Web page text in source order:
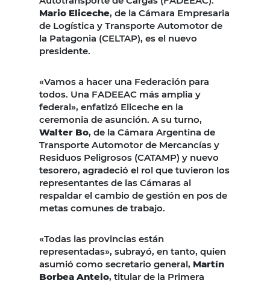
Mario Eliceche, de la Cámara Empresaria
de Logística y Transporte Automotor de
la Patagonia (CELTAP), es el nuevo
presidente.
«Vamos a hacer una Federación para
todos. Una FADEEAC más amplia y
federal», enfatizó Eliceche en la
ceremonia de asunción. A su turno,
Walter Bo, de la Cámara Argentina de
Transporte Automotor de Mercancías y
Residuos Peligrosos (CATAMP) y nuevo
tesorero, agradeció el rol que tuvieron los
representantes de las Cámaras al
respaldar el cambio de gestión en pos de
metas comunes de trabajo.
«Todas las provincias están
representadas», subrayó, en tanto, quien
asumió como secretario general, Martín
Borbea Antelo, titular de la Primera